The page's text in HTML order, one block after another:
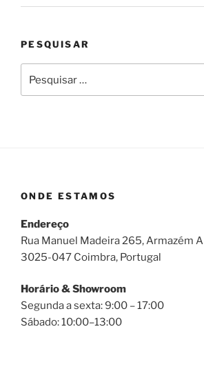
PESQUISAR
por:
ONDE ESTAMOS
Endereço
Rua Manuel Madeira 265, Armazém A
3025-047 Coimbra, Portugal
Horário & Showroom
Segunda a sexta: 9:00 – 17:00
Sábado: 10:00–13:00